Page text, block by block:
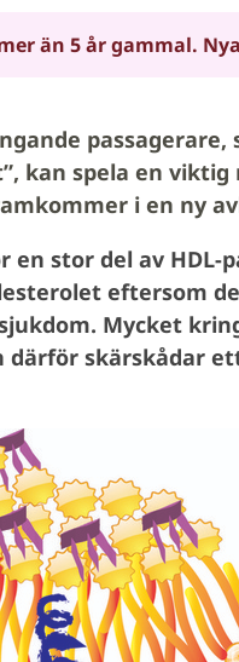
än 5 år gammal.
kan spela en
i en ny
en stor del av
eftersom
Mycket
skärskådar